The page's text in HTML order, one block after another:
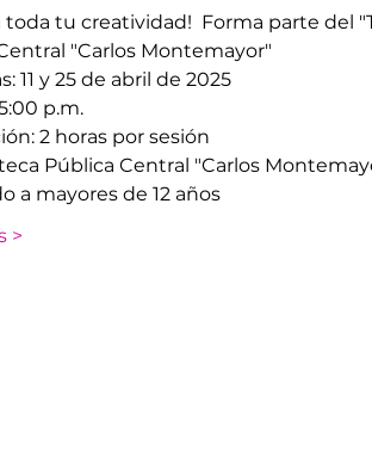
toda tu creatividad!  Forma parte del
"Carlos Montemayor"
11 y 25 de abril de 2025
p.m.
2 horas por sesión
Pública Central "Carlos
a mayores de 12 años
>